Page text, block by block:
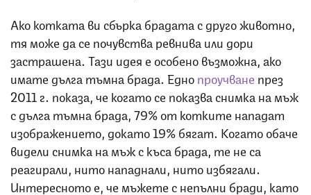
Ако котката ви сбърка брадата с друго животно,
тя може да се почувства ревнива или дори
застрашена. Тази идея е особено възможна, ако
имате дълга тъмна брада. Еднопроучване през
2011 г. показа, че когато се показва снимка на мъж
с дълга тъмна брада, 79% от котките нападат
изображението, докато 19% бягат. Когато обаче
видели снимка на мъж с къса брада, те не са
реагирали, нито нападнали, нито избягали.
Интересното е, че мъжете с непълни бради, като